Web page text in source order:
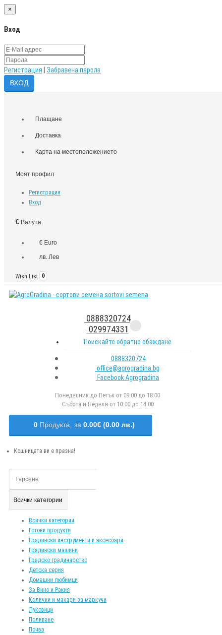
×
Вход
Регистрация Забравена парола
Плащане
Доставка
Карта на местоположението
Моят профил
Регистрация
Вход
€ Валута
€ Euro
лв. Лев
Wish List 0
0888320724
029974331
Поискайте обратно обаждане
0888320724
office@agrogradina.bg
Facebook Agrogradina
Понеделник до Петък от 09:00 до 18:00
Събота и Неделя от 10:00 до 14:00
0 Продукта, за 0.00€ (0.00 лв.)
Кошницата ви е празна!
Всички категории
Всички категории
Готови продукти
Градински инструменти и аксесоари
Градински машини
Градско градинарство
Детска серия
Домашни любимци
За Вино и Ракия
Колички и макари за маркучи
Луковици
Поливане
Почва